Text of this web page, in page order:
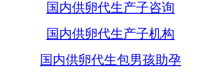
国内供卵代生产子咨询
国内供卵代生产子机构
国内供卵代生包男孩助孕